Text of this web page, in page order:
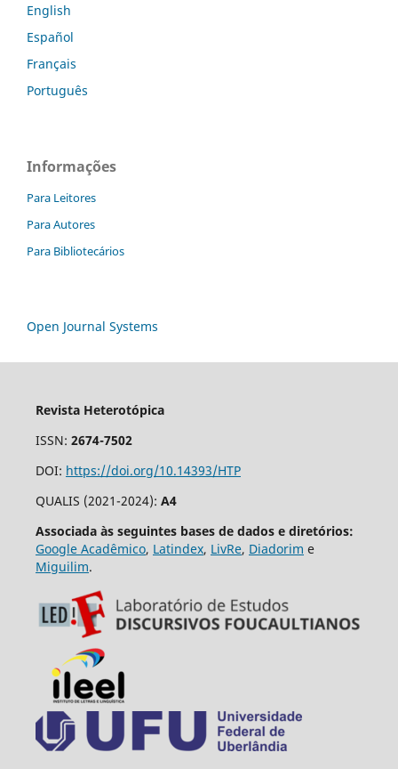
English
Español
Français
Português
Informações
Para Leitores
Para Autores
Para Bibliotecários
Open Journal Systems
Revista Heterotópica
ISSN: 2674-7502
DOI: https://doi.org/10.14393/HTP
QUALIS (2021-2024): A4
Associada às seguintes bases de dados e diretórios:
Google Acadêmico, Latindex, LivRe, Diadorim e
Miguilim.